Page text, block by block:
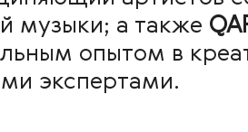
музыки; а также
опытом в
экспертами.